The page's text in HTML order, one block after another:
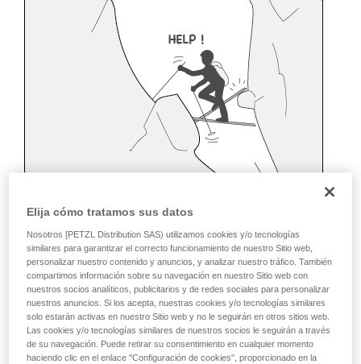
Asegurar desde un anclaje realizado en
la nieve
Elija cómo tratamos sus datos
Nosotros [PETZL Distribution SAS) utilizamos cookies y/o tecnologías
similares para garantizar el correcto funcionamiento de nuestro Sitio web,
personalizar nuestro contenido y anuncios, y analizar nuestro tráfico. También
compartimos información sobre su navegación en nuestro Sitio web con
nuestros socios analíticos, publicitarios y de redes sociales para personalizar
nuestros anuncios. Si los acepta, nuestras cookies y/o tecnologías similares
solo estarán activas en nuestro Sitio web y no le seguirán en otros sitios web.
Las cookies y/o tecnologías similares de nuestros socios le seguirán a través
de su navegación. Puede retirar su consentimiento en cualquier momento
haciendo clic en el enlace "Configuración de cookies", proporcionado en la